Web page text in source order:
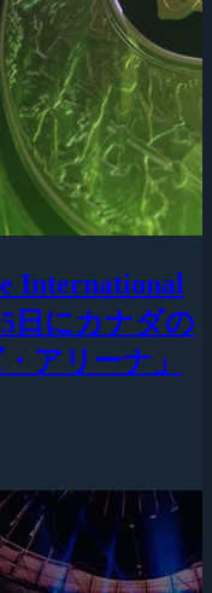
International
日にカナダの
アリーナ」